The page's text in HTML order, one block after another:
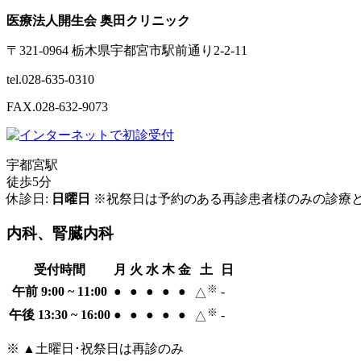
医療法人開生会 奥田クリニック
〒321-0964 栃木県宇都宮市駅前通り2-2-11
tel.028-635-0310
FAX.028-632-9073
宇都宮駅
徒歩5分
休診日: 日曜日 ※祝祭日は予約のある再診患者様のみの診療
内科、腎臓内科
受付時間 月 火 水 木 金 土
日
午前 9:00 ~ 11:00 ● ● ● ● ● △ ※ -
午後 13:30 ~ 16:00 ● ● ● ● ● △ ※ -
※ ▲土曜日･祝祭日は再診のみ